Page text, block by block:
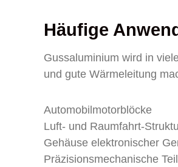
Häufige
Gussaluminium wird in
und gute Wärmeleitung
Automobilmotorblöcke
Luft- und Raumfahrt-
Gehäuse elektronischer
Präzisionsmechanische